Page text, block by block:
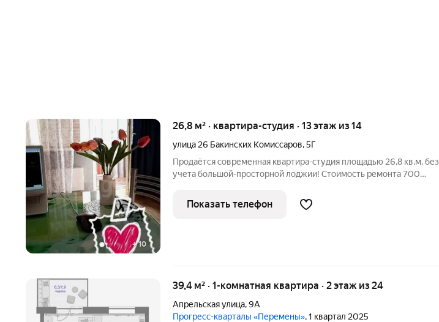
+10
26,8 м² · квартира-студия · 13 этаж из 14
улица 26 Бакинских Комиссаров,5Г
Продаётся современная квартира-студия площадью 26,8 кв.м. без
учета большой-просторной лоджии! Стоимость ремонта 700
новое! Огромная экономия сил, времени и нервов! Остается
только
Показать телефон
39,4 м² · 1-комнатная квартира · 2 этаж из 24
Апрельская улица,9А
Прогресс-кварталы «Перемены», 1 квартал 2025